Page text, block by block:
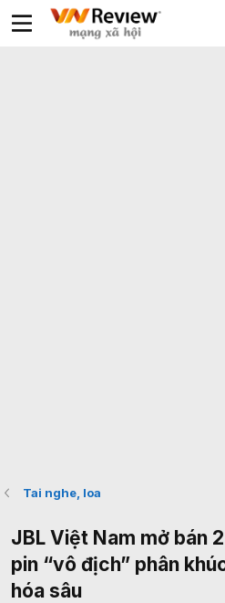
Tai nghe, loa
JBL Việt Nam mở bán
pin “vô địch” phân
hóa sâu